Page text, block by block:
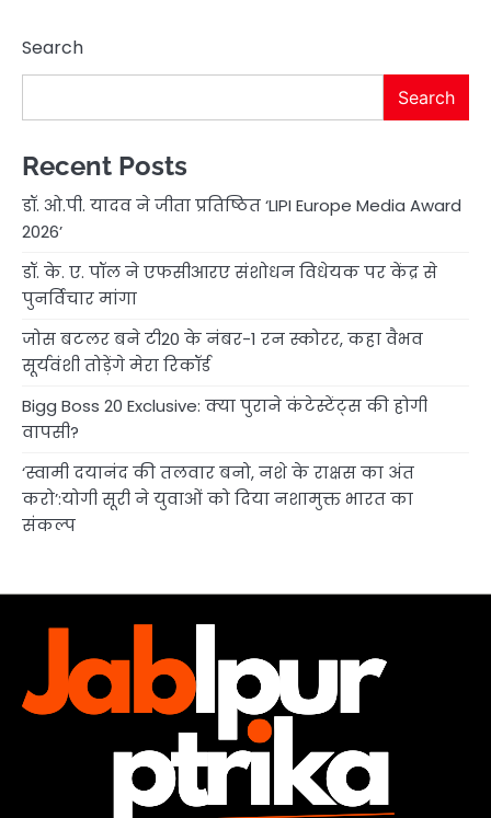
Search
Search
Recent Posts
डॉ. ओ.पी. यादव ने जीता प्रतिष्ठित ‘LIPI Europe Media Award
2026’
डॉ. के. ए. पॉल ने एफसीआरए संशोधन विधेयक पर केंद्र से
पुनर्विचार मांगा
जोस बटलर बने टी20 के नंबर-1 रन स्कोरर, कहा वैभव
सूर्यवंशी तोड़ेंगे मेरा रिकॉर्ड
Bigg Boss 20 Exclusive: क्या पुराने कंटेस्टेंट्स की होगी
वापसी?
‘स्वामी दयानंद की तलवार बनो, नशे के राक्षस का अंत
करो’:योगी सूरी ने युवाओं को दिया नशामुक्त भारत का
संकल्प